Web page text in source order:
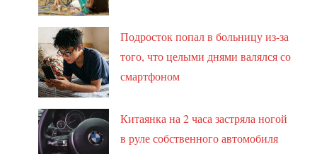
Подросток попал в больницу из-за
того, что целыми днями валялся со
смартфоном
Китаянка на 2 часа застряла ногой
в руле собственного автомобиля